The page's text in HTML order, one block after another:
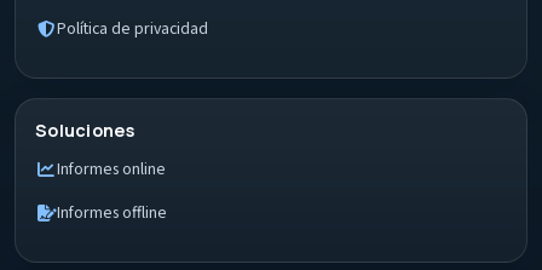
Política de privacidad
Soluciones
Informes online
Informes offline